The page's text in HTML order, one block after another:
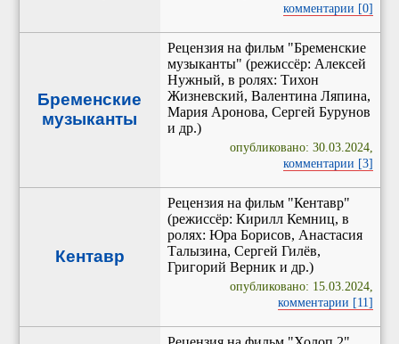
комментарии [0]
Бременские
музыканты
Рецензия на фильм "Бременские
музыканты" (режиссёр: Алексей
Нужный, в ролях: Тихон
Жизневский, Валентина Ляпина,
Мария Аронова, Сергей Бурунов
и др.)
опубликовано: 30.03.2024,
комментарии [3]
Кентавр
Рецензия на фильм "Кентавр"
(режиссёр: Кирилл Кемниц, в
ролях: Юра Борисов, Анастасия
Талызина, Сергей Гилёв,
Григорий Верник и др.)
опубликовано: 15.03.2024,
комментарии [11]